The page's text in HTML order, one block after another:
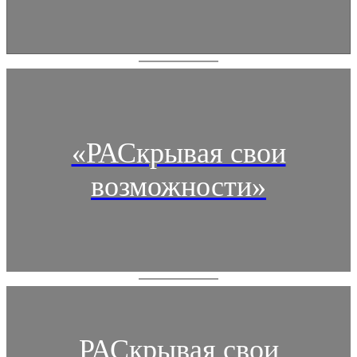
«РАСкрывая свои
возможности»
РАСкрывая свои